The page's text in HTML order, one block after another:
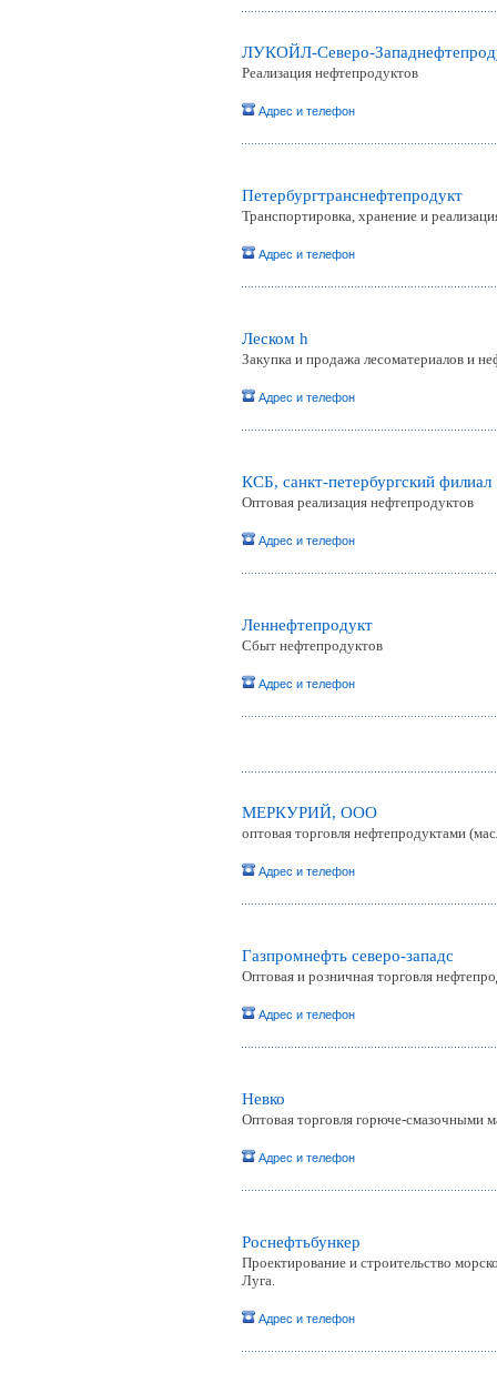
ЛУКОЙЛ-Северо-
Реализация нефтепродуктов
Адрес и телефон
Петербургтранснефтепродукт
Транспортировка, хранение и
Адрес и телефон
Леском h
Закупка и продажа лесоматериалов и
Адрес и телефон
КСБ, санкт-петербургский филиал
Оптовая реализация нефтепродуктов
Адрес и телефон
Леннефтепродукт
Сбыт нефтепродуктов
Адрес и телефон
МЕРКУРИЙ, ООО
оптовая торговля нефтепродуктами
Адрес и телефон
Газпромнефть северо-западc
Оптовая и розничная торговля
Адрес и телефон
Невко
Оптовая торговля горюче-смазочными
Адрес и телефон
Роснефтьбункер
Проектирование и строительство
Луга.
Адрес и телефон